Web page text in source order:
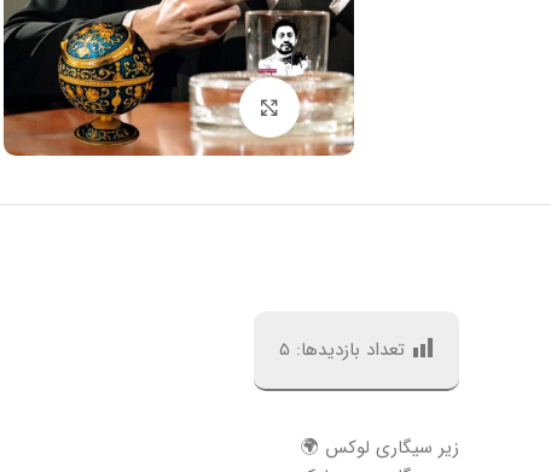
بزرگنمایی تصویر
تعداد بازدیدها: 5
زیر سیگاری لوکس 🌍